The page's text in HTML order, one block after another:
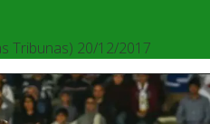
Tribunas) 20/12/2017